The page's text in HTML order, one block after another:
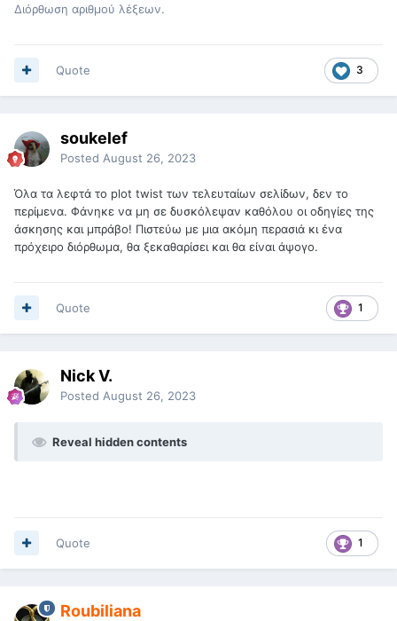
Διόρθωση αριθμού λέξεων.
3
Quote
soukelef
Posted August 26, 2023
Όλα τα λεφτά το plot twist των τελευταίων σελίδων, δεν το
περίμενα. Φάνηκε να μη σε δυσκόλεψαν καθόλου οι οδηγίες της
άσκησης και μπράβο! Πιστεύω με μια ακόμη περασιά κι ένα
πρόχειρο διόρθωμα, θα ξεκαθαρίσει και θα είναι άψογο.
1
Quote
Nick V.
Posted August 26, 2023
Reveal hidden contents
1
Quote
Roubiliana